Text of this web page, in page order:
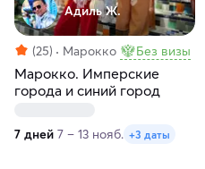
Адиль Ж.
(25) Марокко Без визы
Марокко. Имперские
города и синий город
7 дней 7 – 13 нояб. +3 даты